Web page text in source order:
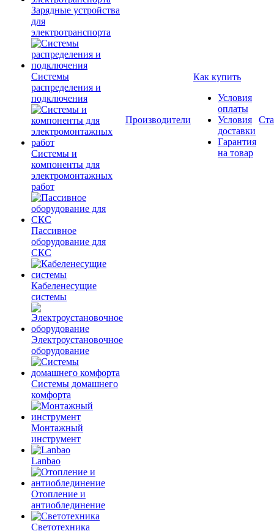
Зарядные устройства
для
электротранспорта
Системы
распределения и
подключения
Системы и
компоненты для
электромонтажных
работ
Пассивное
оборудование для
СКС
Кабеленесущие
системы
Электроустановочное
оборудование
Системы домашнего
комфорта
Монтажный
инструмент
Lanbao
Отопление и
антиоблединение
Светотехника
Производители
Как купить
Условия
оплаты
Условия
доставки
Гарантия
на товар